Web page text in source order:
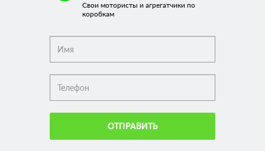
Свои мотористы и агрегатчики по
коробкам
ОТПРАВИТЬ